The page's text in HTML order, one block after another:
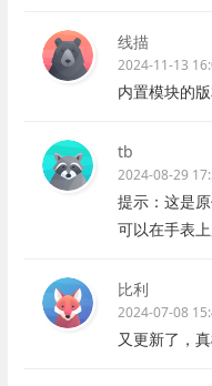
线描
2024-11-13
内置模块的
tb
2024-08-29
提示：这是
可以在手表
比利
2024-07-08
又更新了，